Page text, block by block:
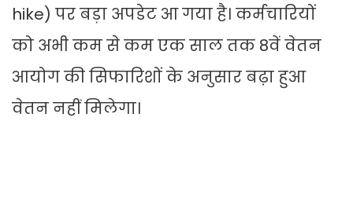
hike) पर बड़ा अपडेट आ गया है। कर्मचारियों
को अभी कम से कम एक साल तक 8वें वेतन
आयोग की सिफारिशों के अनुसार बढ़ा हुआ
वेतन नहीं मिलेगा।